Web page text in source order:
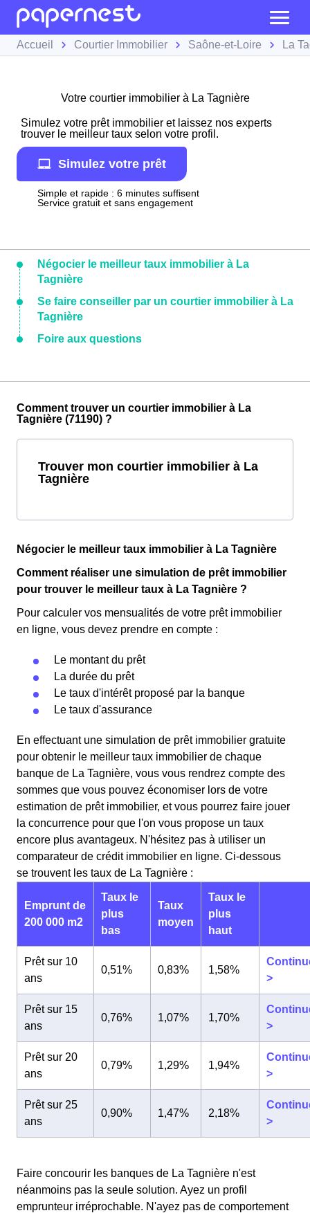
Accueil Courtier Immobilier Saône-et-Loire La
Votre courtier immobilier à La Tagnière
Simulez votre prêt immobilier et laissez nos experts
trouver le meilleur taux selon votre profil.
Simulez votre prêt
Simple et rapide : 6 minutes suffisent
Service gratuit et sans engagement
Négocier le meilleur taux immobilier à La
Tagnière
Se faire conseiller par un courtier immobilier à La
Tagnière
Foire aux questions
Comment trouver un courtier immobilier à La
Tagnière (71190) ?
Trouver mon courtier immobilier à La
Tagnière
Négocier le meilleur taux immobilier à La Tagnière
Comment réaliser une simulation de prêt immobilier
pour trouver le meilleur taux à La Tagnière ?
Pour calculer vos mensualités de votre prêt immobilier
en ligne, vous devez prendre en compte :
Le montant du prêt
La durée du prêt
Le taux d'intérêt proposé par la banque
Le taux d'assurance
En effectuant une simulation de prêt immobilier gratuite
pour obtenir le meilleur taux immobilier de chaque
banque de La Tagnière, vous vous rendrez compte des
sommes que vous pouvez économiser lors de votre
estimation de prêt immobilier, et vous pourrez faire jouer
la concurrence pour que l'on vous propose un taux
encore plus avantageux. N'hésitez pas à utiliser un
comparateur de crédit immobilier en ligne. Ci-dessous
se trouvent les taux de La Tagnière :
Emprunt de
200 000 m2
Taux le
plus
bas
Taux
moyen
Taux le
plus
haut
Prêt sur 10
ans
0,51% 0,83% 1,58%
>
Prêt sur 15
ans
0,76% 1,07% 1,70%
>
Prêt sur 20
ans
0,79% 1,29% 1,94%
>
Prêt sur 25
ans
0,90% 1,47% 2,18%
>
Faire concourir les banques de La Tagnière n'est
néanmoins pas la seule solution. Ayez un profil
emprunteur irréprochable. N'ayez pas de comportement